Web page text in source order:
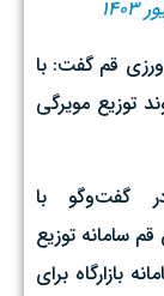
قم گفت: با
توزیع مویرگی
گفت‌وگو با
سامانه توزیع
بازارگاه برای